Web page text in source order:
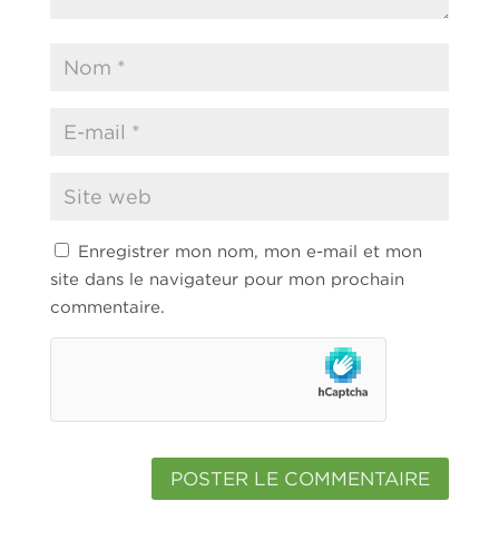
Enregistrer mon nom, mon e-mail et mon
site dans le navigateur pour mon prochain
commentaire.